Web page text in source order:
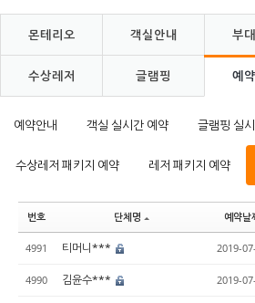
몬테리오 객실안내 부
수상레저 글램핑 예
예약안내 객실 실시간 예약 글램핑 실
수상레저 패키지 예약 레저 패키지 예약
번호 단체명 예약날
4991 티머니*** 2019-
4990 김윤수*** 2019-